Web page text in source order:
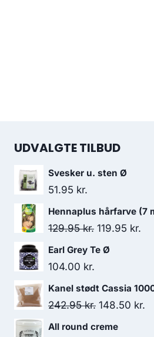
UDVALGTE TILBUD
Svesker u. sten Ø
51.95 kr.
Hennaplus hårfarve (7
129.95kr. Den
oprindelige
129.95 kr..
119.95 kr.
Earl Grey Te Ø
104.00 kr.
Kanel stødt Cassia
242.95kr. Den
oprindelige
148.50 kr.
All round creme